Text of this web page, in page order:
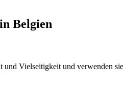
Belgien
Vielseitigkeit und verwenden